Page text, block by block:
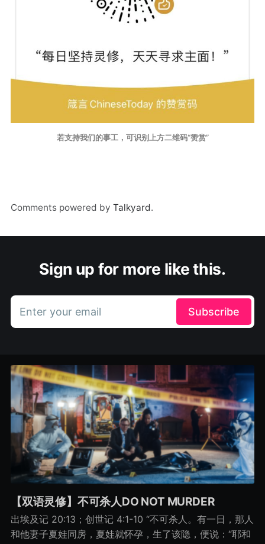
若支持我们的事工，可识别上方二维码“赞赏”
Comments powered by Talkyard.
Sign up for more like this.
Enter your email Subscribe
【双语灵修】不可杀人DO NOT MURDER
出埃及记 20:13；创世记 4:1-10 “不可杀人。有一日，那人
和他妻子夏娃同房，夏娃就怀孕，生了该隐，便说：“耶和